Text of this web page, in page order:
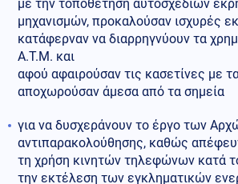
με την τοποθέτηση αυτοσχέδιων
μηχανισμών, προκαλούσαν ισχυρές
κατάφερναν να διαρρηγνύουν τα
Α.Τ.Μ. και
αφού αφαιρούσαν τις κασετίνες με
αποχωρούσαν άμεσα από τα σημεία
για να δυσχεράνουν το έργο των
αντιπαρακολούθησης, καθώς
τη χρήση κινητών τηλεφώνων κατά
την εκτέλεση των εγκληματικών